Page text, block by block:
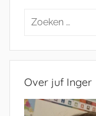
Zoeken
Over juf Inger